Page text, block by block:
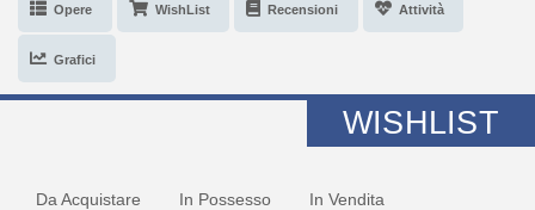
Opere WishList Recensioni Attività
Grafici
WISHLIST
Da Acquistare In Possesso In Vendita